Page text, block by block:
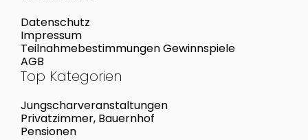
Datenschutz
Impressum
Teilnahmebestimmungen Gewinnspiele
AGB
Top Kategorien
Jungscharveranstaltungen
Privatzimmer, Bauernhof
Pensionen